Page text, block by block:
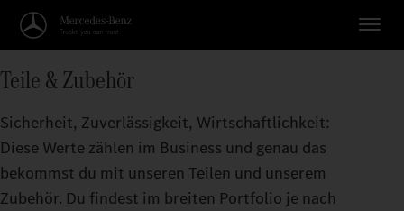
Teile & Zubehör
Sicherheit, Zuverlässigkeit, Wirtschaftlichkeit:
Diese Werte zählen im Business und genau das
bekommst du mit unseren Teilen und unserem
Zubehör. Du findest im breiten Portfolio je nach